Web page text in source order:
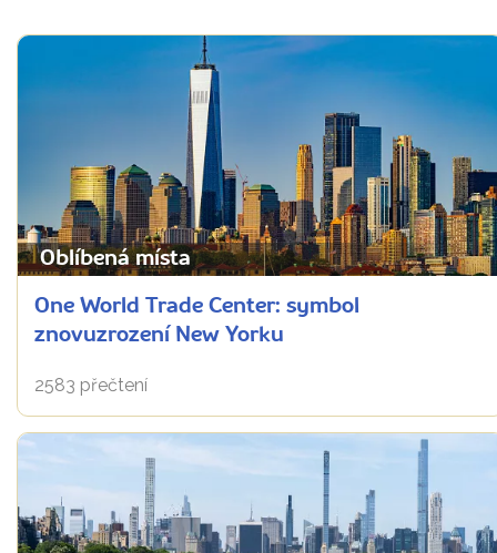
Oblíbená místa
One World Trade Center: symbol
znovuzrození New Yorku
2583 přečtení